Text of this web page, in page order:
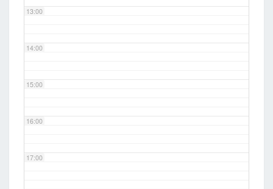
13:00
14:00
15:00
16:00
17:00